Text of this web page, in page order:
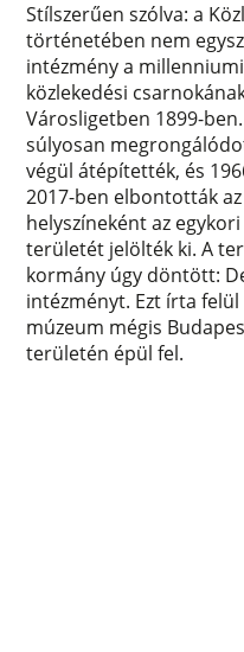
Stílszerűen szólva: a
történetében nem
intézmény a
közlekedési
Városligetben 1899-
súlyosan
végül átépítették, és
2017-ben elbontották
helyszíneként az
területét jelölték ki. A
kormány úgy döntött:
intézményt. Ezt írta
múzeum mégis
területén épül fel.